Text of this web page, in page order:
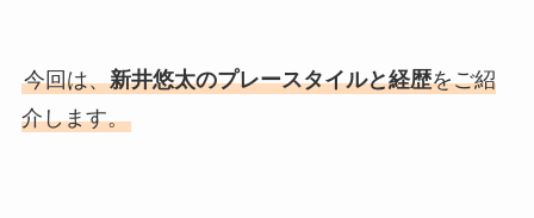
今回は、新井悠太のプレースタイルと経歴をご紹
介します。